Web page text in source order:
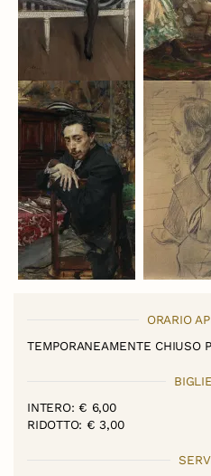
ORARIO
TEMPORANEAMENTE CHIUSO
INTERO: € 6,00
RIDOTTO: € 3,00